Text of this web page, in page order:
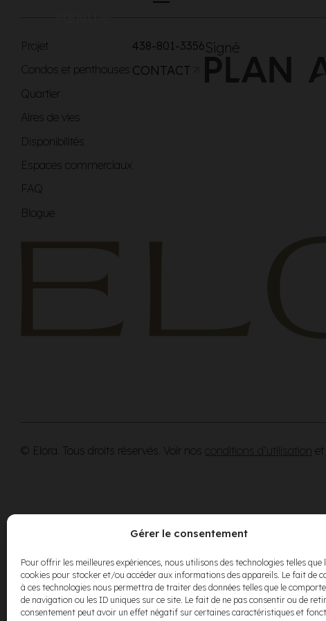
Gérer le consentement
Pour offrir les meilleures expériences, nous utilisons des technologies telles que
cookies pour stocker et/ou accéder aux informations des appareils. Le fait de
à ces technologies nous permettra de traiter des données telles que le
de navigation ou les ID uniques sur ce site. Le fait de ne pas consentir ou de
consentement peut avoir un effet négatif sur certaines caractéristiques et
MENU
Projet
Condos et penthouses
Quartier
Aires de vies
Disponibilités
Espaces commerciaux
FAQ
Blogue
438-801-3356
CONTACT
Signé
© Elora. Tous droits réservés. Voir nos conditions d’utilisation